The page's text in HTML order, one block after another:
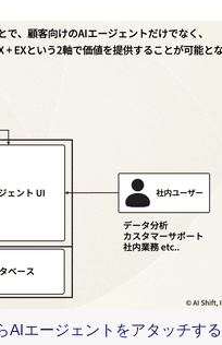
AIエージェントをアタッチする